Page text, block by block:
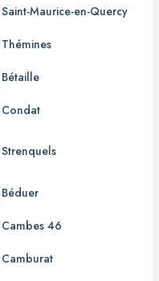
Saint-Maurice-en-Quercy
Thémines
Bétaille
Condat
Strenquels
Béduer
Cambes 46
Camburat